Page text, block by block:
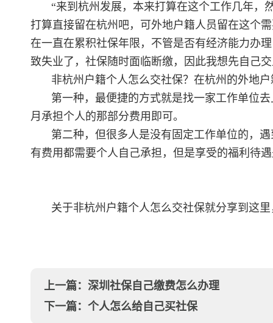
“来到杭州发展，本来打算在这个工作几年，
打算直接留在杭州吧，可外地户籍人员留在这个
在一直在累积社保年限，不管是否有经济能力办
致失业了，社保随时面临断缴，因此我想先自己
非杭州户籍个人怎么交社保？在杭州的外地
第一种，最便捷的方式就是找一家工作单位
月承担个人的那部分费用即可。
第二种，但很多人是没有固定工作单位的，
有费用都需要个人自己承担，但是享受的福利待
关于非杭州户籍个人怎么交社保就分享到这
上一篇： 深圳社保自己缴费怎么办理
下一篇： 个人怎么给自己买社保